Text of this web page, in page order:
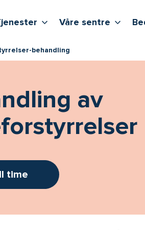
Vis flere undernivåer
Våre sentre Vis
behandling
av
time